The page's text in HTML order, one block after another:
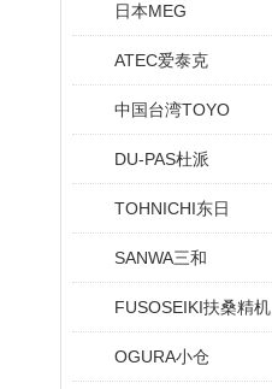
日本MEG
ATEC爱泰克
中国台湾TOYO
DU-PAS杜派
TOHNICHI东日
SANWA三和
FUSOSEIKI扶桑精机
OGURA小仓